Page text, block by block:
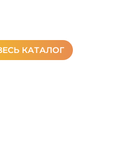
КАТАЛОГ